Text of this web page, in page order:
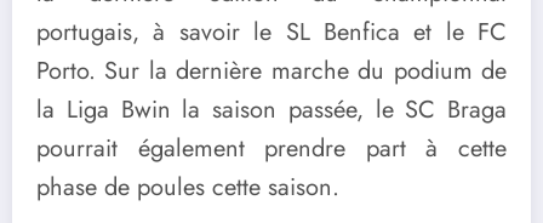
portugais, à savoir le SL Benfica et le FC
Porto. Sur la dernière marche du podium de
la Liga Bwin la saison passée, le SC Braga
pourrait également prendre part à cette
phase de poules cette saison.